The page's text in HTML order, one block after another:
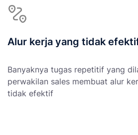
Alur kerja yang tidak
Banyaknya tugas repetitif yang
perwakilan sales membuat alur
tidak efektif